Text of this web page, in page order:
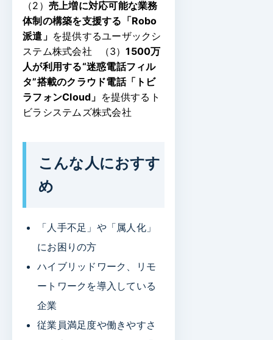
（2） 売上増に対応可能な業務
体制の構築を支援する「Robo
派遣 」 を提供するユーザックシ
ステム株式会社
（3）1500万
人が利用する“迷惑電話フィル
タ”搭載のクラウド電話「トビ
ラフォンCloud」 を提供する ト
ビラシステムズ株式会社
こんな人におすす
め
「人手不足」や「属人化」
にお困りの方
ハイブリッドワーク、リモ
ートワークを導入している
企業
従業員満足度や働きやすさ